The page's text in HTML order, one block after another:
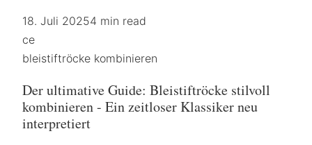
18. Juli 20254 min read
ce
bleistiftröcke kombinieren
Der ultimative Guide: Bleistiftröcke stilvoll
kombinieren - Ein zeitloser Klassiker neu
interpretiert